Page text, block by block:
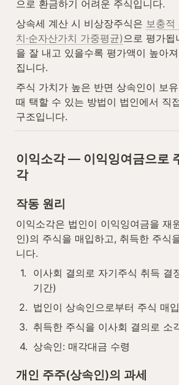
으로 환금하기 어려운 주식입니다.
상속세 계산 시 비상장주식은 보충
치·순자산가치 가중평균) 으로 평가됩
을 잘 내고 있을수록 평가액이 높아
집니다.
주식 가치가 높은 반면 상속인이 보
때 택할 수 있는 방법이 법인에서 직
구조입니다.
이익소각 — 이익잉여금으로
각
작동 원리
이익소각은 법인이 이익잉여금을 재
인)의 주식을 매입하고, 취득한 주식
니다.
1.
이사회 결의로 자기주식 취득 결
기간)
2. 법인이 상속인으로부터 주식 매입
3. 취득한 주식을 이사회 결의로 소
4. 상속인: 매각대금 수령
개인 주주(상속인)의 과세